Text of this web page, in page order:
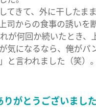
てきて、外に干したま
司からの食事の誘いを
が何回か続いたとき、
気になるなら、俺がパ
と言われました（笑）。
りがとうございまし